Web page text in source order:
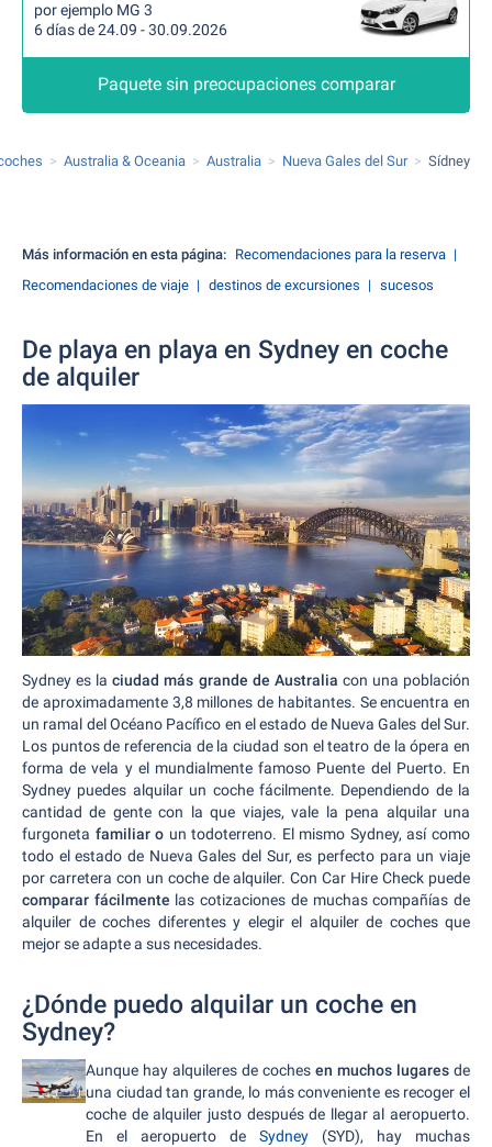
por ejemplo MG 3
6 días de 24.09 - 30.09.2026
Paquete sin preocupaciones comparar
Australia & Oceania Australia Nueva Gales del Sur Sídney
Más información en esta página: Recomendaciones para la reserva
Recomendaciones de viaje
destinos de excursiones sucesos
De playa en playa en Sydney en coche
de alquiler
Sydney es laciudad más grande de Australia con una población
de aproximadamente 3,8 millones de habitantes. Se encuentra en
un ramal del Océano Pacífico en el estado de Nueva Gales del Sur.
Los puntos de referencia de la ciudad son el teatro de la ópera en
forma de vela y el mundialmente famoso Puente del Puerto. En
Sydney puedes alquilar un coche fácilmente. Dependiendo de la
cantidad de gente con la que viajes, vale la pena alquilar una
furgoneta familiar o un todoterreno. El mismo Sydney, así como
todo el estado de Nueva Gales del Sur, es perfecto para un viaje
por carretera con un coche de alquiler. Con Car Hire Check puede
comparar fácilmente las cotizaciones de muchas compañías de
alquiler de coches diferentes y elegir el alquiler de coches que
mejor se adapte a sus necesidades.
¿Dónde puedo alquilar un coche en
Sydney?
Aunque hay alquileres de cochesen muchos lugares de
una ciudad tan grande, lo más conveniente es recoger el
coche de alquiler justo después de llegar al aeropuerto.
En el aeropuerto deSydney (SYD), hay muchas